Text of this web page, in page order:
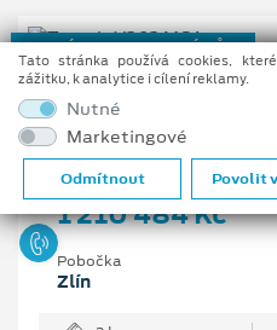
NOVÝ REGISTROVANÝ VŮZ
Ford Transit
Van, 2 EcoBlue 96 kW/
Vaše cena s DPH
1 210 484 Kč
Pobočka
Zlín
Tato stránka používá cookies,
zážitku, k analytice i cílení reklamy.
Nutné
Marketingové
Odmítnout Povolit